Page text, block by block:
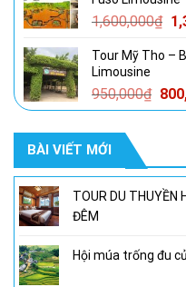
1,600,000₫
là:
Tour Mỹ Tho –
Limousine
950,000₫ Giá
gốc
BÀI VIẾT MỚI
TOUR DU THUYỀN
ĐÊM
Hội múa trống đu